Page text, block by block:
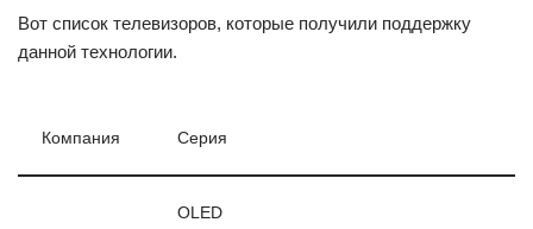
Вот список телевизоров, которые получили поддержку
данной технологии.
Компания Серия
OLED